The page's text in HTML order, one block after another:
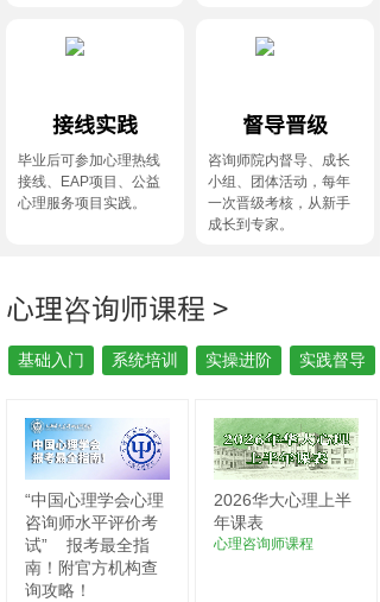
接线实践
毕业后可参加心理热线
接线、EAP项目、公益
心理服务项目实践。
督导晋级
咨询师院内督导、成长
小组、团体活动，每年
一次晋级考核，从新手
成长到专家。
心理咨询师课程 >
基础入门 系统培训 实操进阶 实践督导
“中国心理学会心理
咨询师水平评价考
试”
报考最全指
南！附官方机构查
询攻略！
2026华大心理上半
年课表
心理咨询师课程